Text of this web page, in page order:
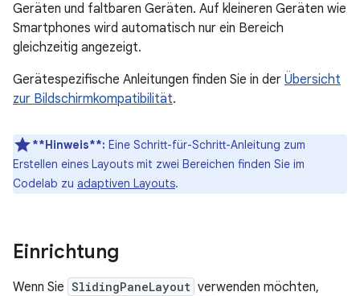
Geräten und faltbaren Geräten. Auf kleineren Geräten wie
Smartphones wird automatisch nur ein Bereich
gleichzeitig angezeigt.
Gerätespezifische Anleitungen finden Sie in der Übersicht
zur Bildschirmkompatibilität.
**Hinweis**: Eine Schritt-für-Schritt-Anleitung zum
Erstellen eines Layouts mit zwei Bereichen finden Sie im
Codelab zu adaptiven Layouts.
Einrichtung
Wenn Sie SlidingPaneLayout verwenden möchten,